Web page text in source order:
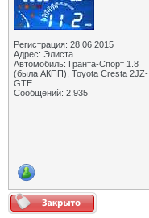
Регистрация: 28.06.2015
Адрес: Элиста
Автомобиль: Гранта-Спорт 1.8
(была АКПП), Toyota Cresta 2JZ-
GTE
Сообщений: 2,935